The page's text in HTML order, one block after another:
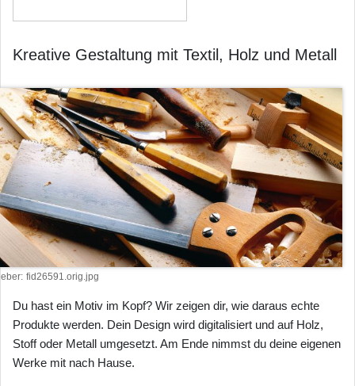
Kreative Gestaltung mit Textil, Holz und Metall
fid26591.orig.jpg
Du hast ein Motiv im Kopf? Wir zeigen dir, wie daraus echte
Produkte werden. Dein Design wird digitalisiert und auf Holz,
Stoff oder Metall umgesetzt. Am Ende nimmst du deine eigenen
Werke mit nach Hause.